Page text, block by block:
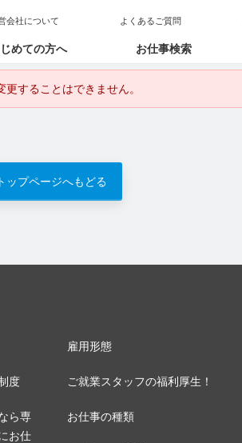
めての方へ お仕事検索
会社について よくあるご質問
更することはできません。
トップページへもどる
度
ら専
お仕
雇用形態
ご就業スタッフの福利厚生！
お仕事の種類